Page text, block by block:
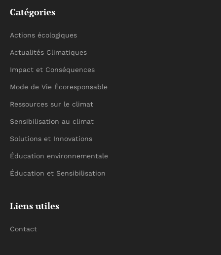
Catégories
Actions écologiques
Actualités Climatiques
Impact et Conséquences
Mode de Vie Écoresponsable
Ressources sur le climat
Sensibilisation au climat
Solutions et Innovations
Éducation environnementale
Éducation et Sensibilisation
Liens utiles
Contact